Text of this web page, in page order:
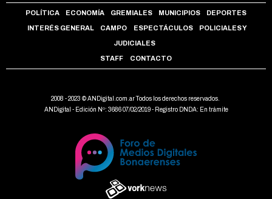
POLÍTICA ECONOMÍA GREMIALES MUNICIPIOS DEPORTES
INTERÉS GENERAL CAMPO ESPECTÁCULOS POLICIALES Y
JUDICIALES
STAFF CONTACTO
2008 - 2023 © ANDigital.com.ar Todos los derechos reservados.
ANDigital - Edición Nº: 3686 07/02/2019 - Registro DNDA: En trámite